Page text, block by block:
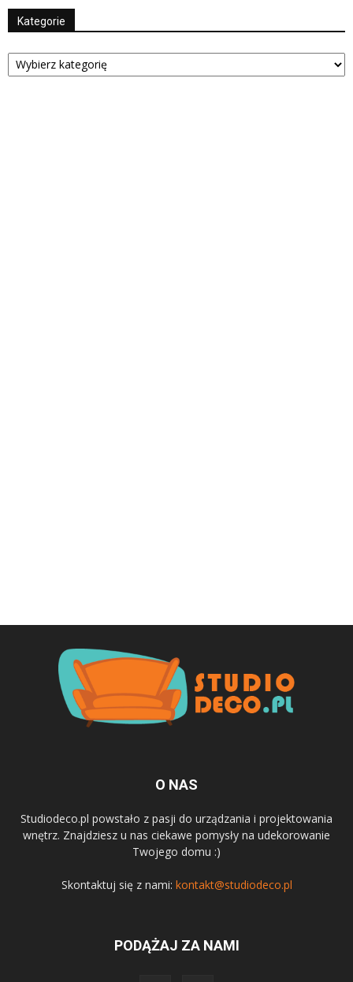
Kategorie
Kategorie
O NAS
Studiodeco.pl powstało z pasji do urządzania i projektowania
wnętrz. Znajdziesz u nas ciekawe pomysły na udekorowanie
Twojego domu :)
Skontaktuj się z nami: kontakt@studiodeco.pl
PODĄŻAJ ZA NAMI